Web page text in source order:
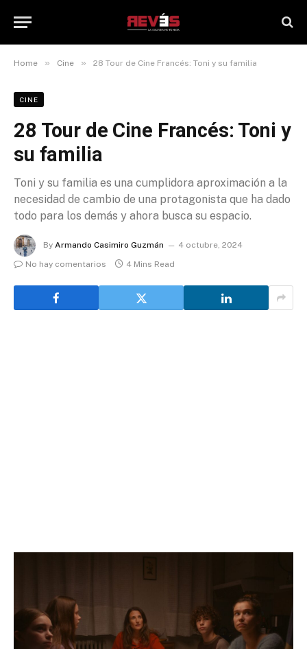
Home » Cine » 28 Tour de Cine Francés: Toni y su familia
CINE
28 Tour de Cine Francés: Toni y
su familia
Toni y su familia es una cumplidora aproximación a la
necesidad de cambio de una protagonista que ha dado
todo para los demás y ahora busca su espacio.
By Armando Casimiro Guzmán
4 octubre, 2024
No hay comentarios
4 Mins Read